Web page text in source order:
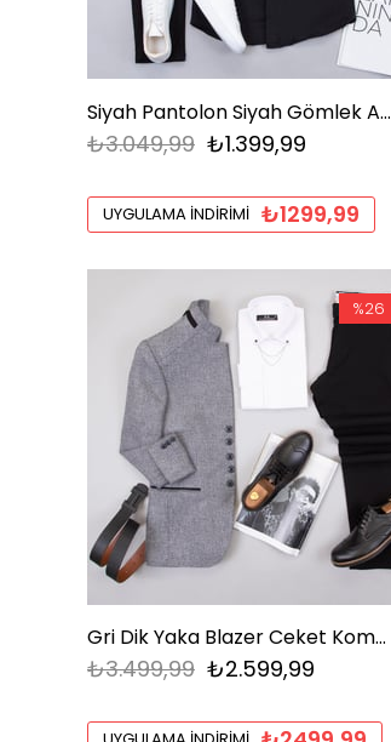
Siyah Pantolon Siyah Gömlek Ayakkabı Kombin
₺1.399,99
₺3.049,99
UYGULAMA İNDIRIMI ₺1299,99
Gri Dik Yaka Blazer Ceket Kombini
₺2.599,99
₺3.499,99
%26